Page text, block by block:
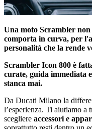
Una moto Scrambler non
comporta in curva, per
personalità che la rende
Scrambler Icon 800 è
curate, guida immediata
stanca mai.
Da Ducati Milano la
l’esperienza. Ti aiutiamo a
scegliere accessori e